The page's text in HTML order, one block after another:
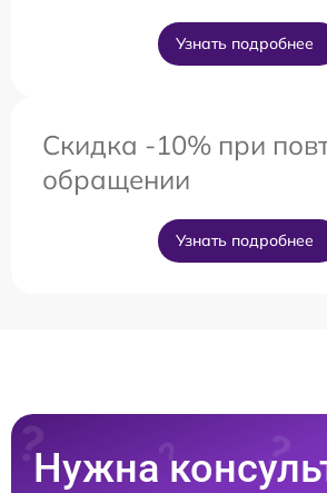
Узнать подробнее
Скидка -10% при
обращении
Узнать подробнее
Нужна